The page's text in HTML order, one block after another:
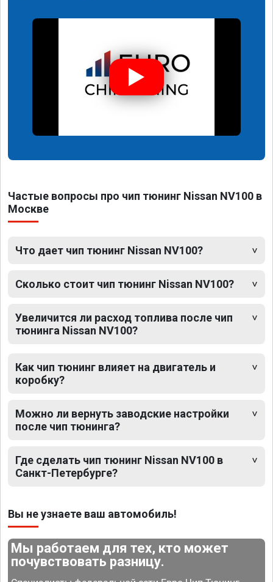
Частые вопросы про чип тюнинг Nissan NV100 в
Москве
Что дает чип тюнинг Nissan NV100?
Сколько стоит чип тюнинг Nissan NV100?
Увеличится ли расход топлива после чип
тюнинга Nissan NV100?
Как чип тюнинг влияет на двигатель и
коробку?
Можно ли вернуть заводские настройки
после чип тюнинга?
Где сделать чип тюнинг Nissan NV100 в
Санкт-Петербурге?
Вы не узнаете ваш автомобиль!
Мы работаем для тех, кто может
почувствовать разницу.